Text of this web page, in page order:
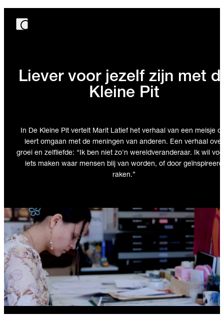
Liever voor jezelf zijn met
Kleine Pit
In De Kleine Pit vertelt Marit Latief het verhaal van een meisje
leert omgaan met de meningen van anderen. Een verhaal over
groei en zelfliefde: “Ik ben niet zo'n wereldveranderaar. Ik wil
iets maken waar mensen blij van worden, of door geïnspireerd
raken.”